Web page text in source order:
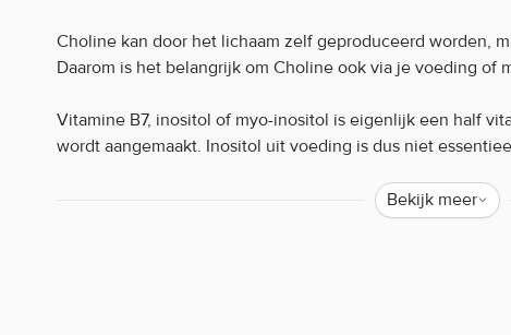
Choline kan door het lichaam zelf geproduceerd worden,
Daarom is het belangrijk om Choline ook via je voeding of
Vitamine B7, inositol of myo-inositol is eigenlijk een half
wordt aangemaakt. Inositol uit voeding is dus niet
Wacht niet langer en bestel Choline & Inositol van Haya
Bekijk meer